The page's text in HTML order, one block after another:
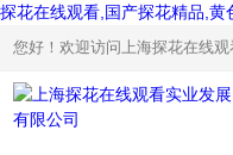
探花在线观看,国产探花精品,黄
您好！欢迎访问上海探花在线观